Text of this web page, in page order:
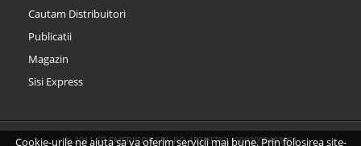
Cookie-urile ne ajuta sa va oferim servicii mai bune. Prin folosirea site-
Cautam Distribuitori
Publicatii
Magazin
Sisi Express
© 2011 SC EMERIGOS SRL RO 15339782, J2003000403051